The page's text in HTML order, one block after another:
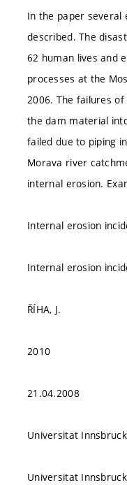
In the paper several
described. The
62 human lives and
processes at the
2006. The failures
the dam material
failed due to piping
Morava river
internal erosion.
Internal erosion
Internal erosion
ŘÍHA, J.
2010
21.04.2008
Universitat Innsbruck
Universitat